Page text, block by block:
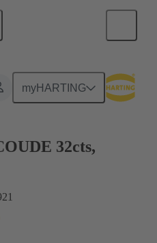
myHARTING
à carte fille
32cts,